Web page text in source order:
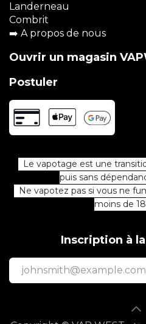
Landerneau
Combrit
➡️ A propos de nous
Ouvrir un magasin
Postuler
Le vapotage est une
puis sans
Ne vapotez pas si vous ne
moins de
Inscription à